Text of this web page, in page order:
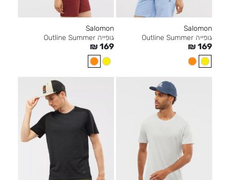
Salomon
גופייה Outline Summer
₪ 169
Salomon
גופייה Outline Summer
₪ 169